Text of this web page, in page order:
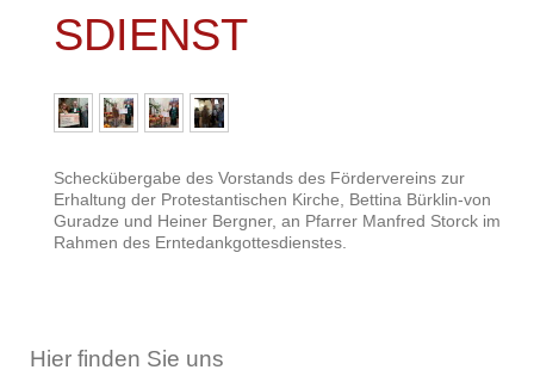
SDIENST
Scheckübergabe des Vorstands des Fördervereins zur
Erhaltung der Protestantischen Kirche, Bettina Bürklin-von
Guradze und Heiner Bergner, an Pfarrer Manfred Storck im
Rahmen des Erntedankgottesdienstes.
Hier finden Sie uns